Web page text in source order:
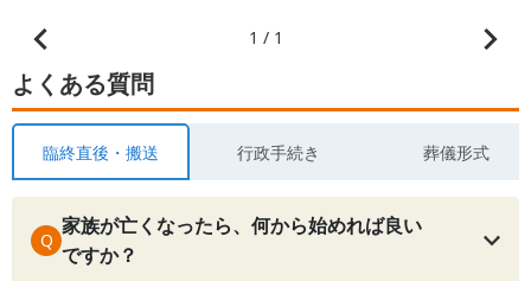
1 / 1
よくある質問
臨終直後・搬送 行政手続き 葬儀形式
Q
家族が亡くなったら、何から始めれば良い
ですか？